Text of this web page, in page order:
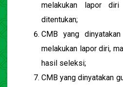
melakukan lapor
ditentukan;
CMB yang
melakukan lapor diri,
hasil seleksi;
CMB yang dinyatakan